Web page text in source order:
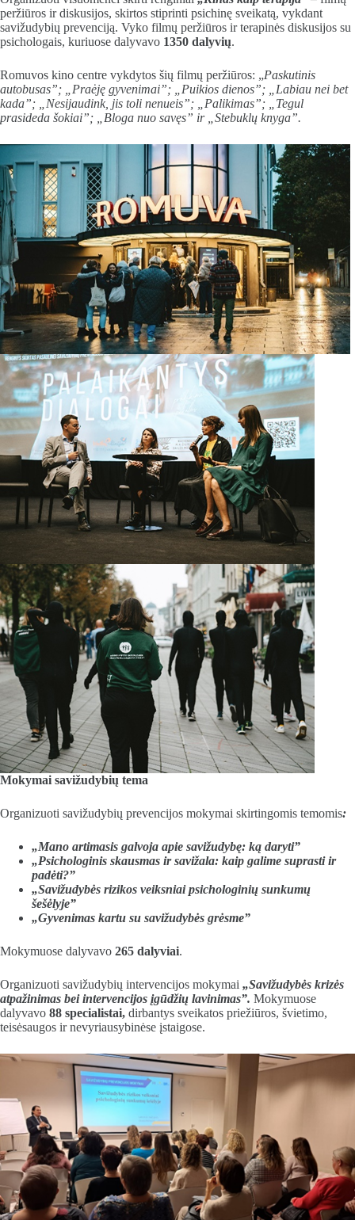
peržiūros ir diskusijos, skirtos stiprinti psichinę sveikatą, vykdant
savižudybių prevenciją. Vyko filmų peržiūros ir terapinės diskusijos su
psichologais, kuriuose dalyvavo 1350 dalyvių.
Romuvos kino centre vykdytos šių filmų peržiūros: „Paskutinis
autobusas”; „Praėję gyvenimai”; „Puikios dienos”; „Labiau nei bet
kada”; „Nesijaudink, jis toli nenueis”; „Palikimas”; „Tegul
prasideda šokiai”; „Bloga nuo savęs” ir „Stebuklų knyga”.
Mokymai savižudybių tema
Organizuoti savižudybių prevencijos mokymai skirtingomis temomis:
„Mano artimasis galvoja apie savižudybę: ką daryti”
„Psichologinis skausmas ir savižala: kaip galime suprasti ir
padėti?”
„Savižudybės rizikos veiksniai psichologinių sunkumų
šešėlyje”
„Gyvenimas kartu su savižudybės grėsme”
Mokymuose dalyvavo 265 dalyviai.
Organizuoti savižudybių intervencijos mokymai „Savižudybės krizės
atpažinimas bei intervencijos įgūdžių lavinimas”. Mokymuose
dalyvavo 88 specialistai, dirbantys sveikatos priežiūros, švietimo,
teisėsaugos ir nevyriausybinėse įstaigose.